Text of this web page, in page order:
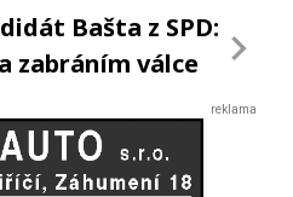
Bašta z SPD:
zabráním válce